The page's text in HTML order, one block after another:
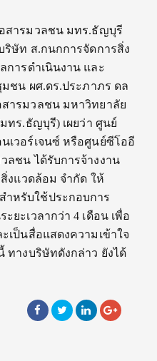
สารมวลชน มทร.ธัญบุรี
ริษัท ส.กนกการจัดการสิ่ง
การดำเนินงาน และ
ชน ผศ.ดร.ประภาภร ดล
ารมวลชน มหาวิทยาลัย
ทร.ธัญบุรี) เผยว่า ศูนย์
เวอร์เจนซ์ หรือศูนย์ซีโออี
ลชน ได้รับการจ้างงาน
งแวดล้อม จำกัด ให้
ำหรับใช้ประกอบการ
ยะเวลากว่า 4 เดือน เพื่อ
เป็นสื่อแสดงความเข้าใจ
ทางบริษัทดังกล่าว ยังได้